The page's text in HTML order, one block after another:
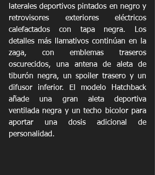
laterales deportivos pintados en negro y
retrovisores exteriores eléctricos
calefactados con tapa negra. Los
detalles más llamativos continúan en la
zaga, con emblemas traseros
oscurecidos, una antena de aleta de
tiburón negra, un spoiler trasero y un
difusor inferior. El modelo Hatchback
añade una gran aleta deportiva
ventilada negra y un techo bicolor para
aportar una dosis adicional de
personalidad.